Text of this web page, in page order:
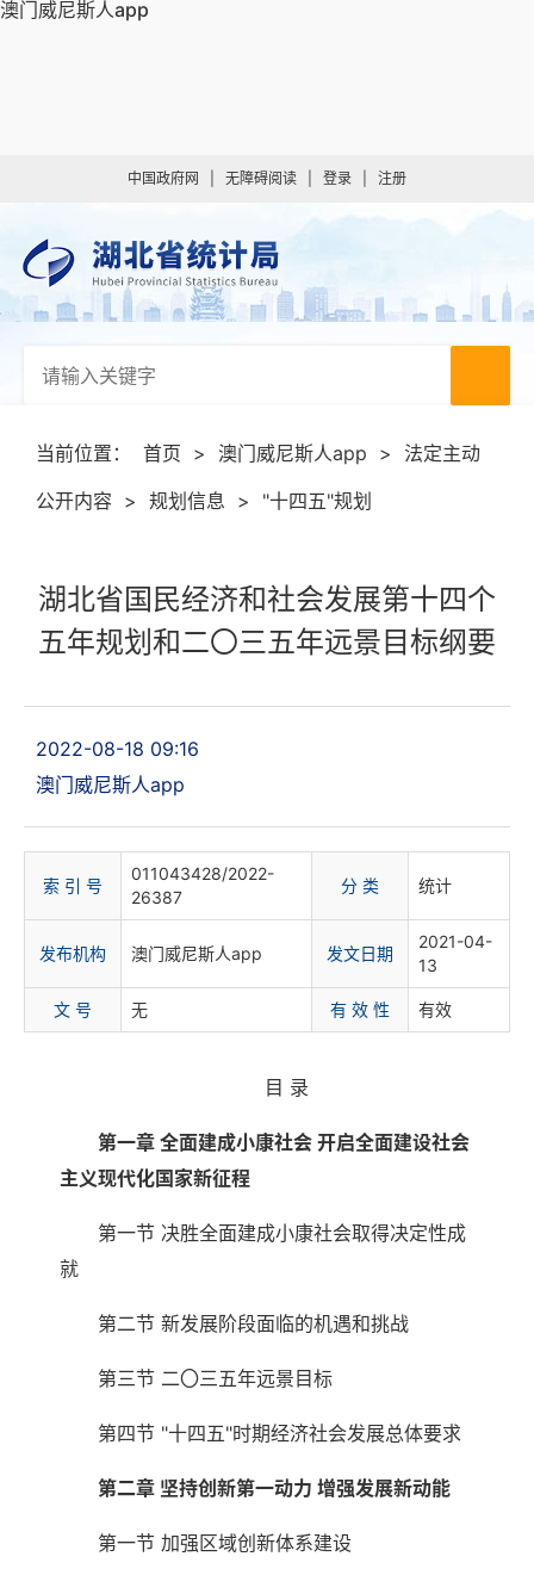
澳门威尼斯人app
中国政府网 无障碍阅读 登录 注册
当前位置： 首页 > 澳门威尼斯人app >
法定主动
公开内容 > 规划信息 > "十四五"规划
湖北省国民经济和社会发展第十四个
五年规划和二〇三五年远景目标纲要
2022-08-18 09:16
澳门威尼斯人app
索 引 号
011043428/2022-
26387
分 类 统计
发布机构 澳门威尼斯人app 发文日期
2021-04-
13
文 号 无 有 效 性 有效
目 录
第一章 全面建成小康社会 开启全面建设社会
主义现代化国家新征程
第一节 决胜全面建成小康社会取得决定性成
就
第二节 新发展阶段面临的机遇和挑战
第三节 二〇三五年远景目标
第四节 "十四五"时期经济社会发展总体要求
第二章 坚持创新第一动力 增强发展新动能
第一节 加强区域创新体系建设